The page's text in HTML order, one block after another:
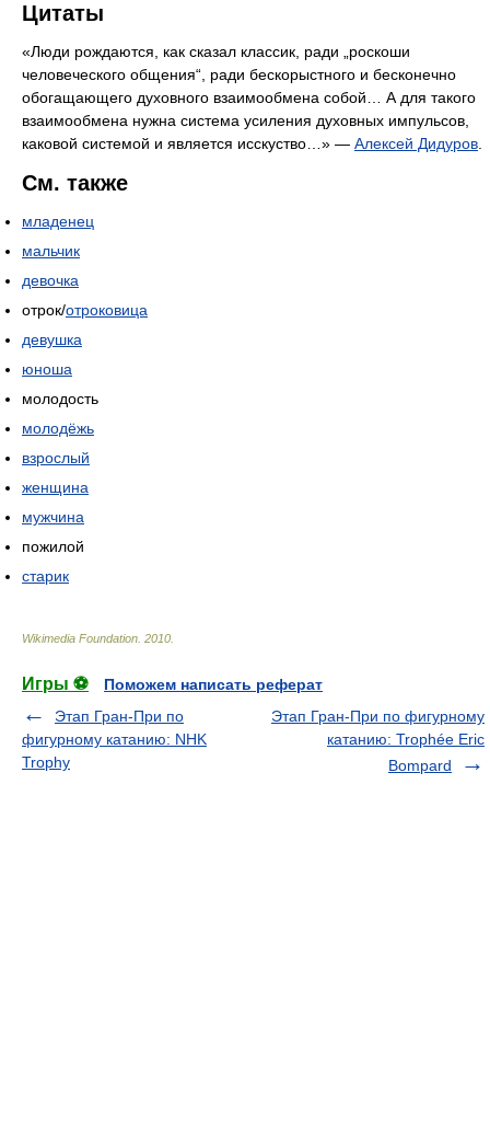
Цитаты
«Люди рождаются, как сказал классик, ради „роскоши
человеческого общения“, ради бескорыстного и бесконечно
обогащающего духовного взаимообмена собой… А для такого
взаимообмена нужна система усиления духовных импульсов,
каковой системой и является исскуство…» — Алексей Дидуров
См. также
младенец
мальчик
девочка
отрок/отроковица
девушка
юноша
молодость
молодёжь
взрослый
женщина
мужчина
пожилой
старик
Wikimedia Foundation 2010
Игры ⚽
Поможем написать реферат
Этап Гран-При по
фигурному катанию: NHK
Trophy
Этап Гран-При по фигурному
катанию: Trophée Eric
Bompard